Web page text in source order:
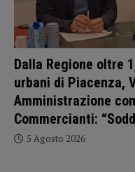
Dalla Regione oltre
urbani di Piacenza,
Amministrazione
Commercianti:
5 Agosto 2026